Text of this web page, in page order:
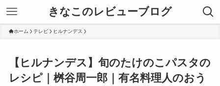
きなこのレビューブログ
ホーム テレビ ヒルナンデス
【ヒルナンデス】旬のたけのこパスタの
レシピ｜桝谷周一郎｜有名料理人のおう